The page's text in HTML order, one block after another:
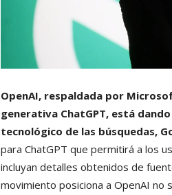
OpenAI, respaldada por
generativa ChatGPT, está
tecnológico de las búsquedas,
para ChatGPT que permitirá a los
incluyan detalles obtenidos de
movimiento posiciona a OpenAI no